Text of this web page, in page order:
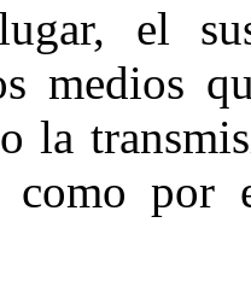
el
medios
la
como